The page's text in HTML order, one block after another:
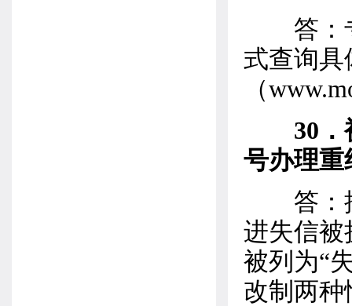
答：专
式查询具
（
30
号办理重
答：按
进失信被
被列为“
改制两